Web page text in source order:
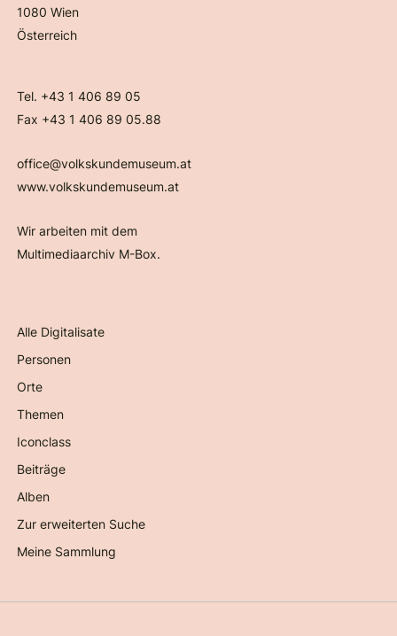
1080 Wien
Österreich
Tel. +43 1 406 89 05
Fax +43 1 406 89 05.88
office@volkskundemuseum.at
www.volkskundemuseum.at
Wir arbeiten mit dem
Multimediaarchiv M-Box.
Alle Digitalisate
Personen
Orte
Themen
Iconclass
Beiträge
Alben
Zur erweiterten Suche
Meine Sammlung